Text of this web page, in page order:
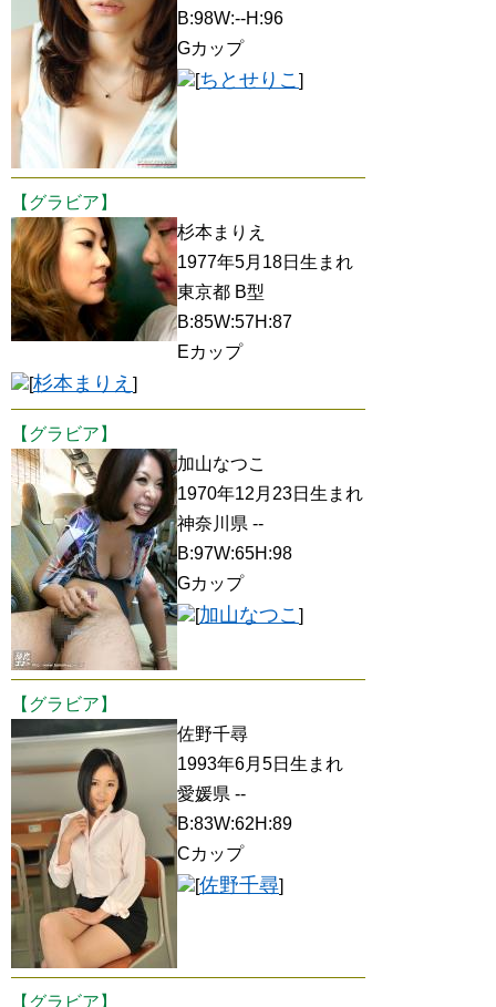
B:98W:--H:96
Gカップ
[ちとせりこ]
【グラビア】
杉本まりえ
1977年5月18日生まれ
東京都 B型
B:85W:57H:87
Eカップ
[杉本まりえ ]
【グラビア】
加山なつこ
1970年12月23日生まれ
神奈川県 --
B:97W:65H:98
Gカップ
[加山なつこ]
【グラビア】
佐野千尋
1993年6月5日生まれ
愛媛県 --
B:83W:62H:89
Cカップ
[佐野千尋]
【グラビア】